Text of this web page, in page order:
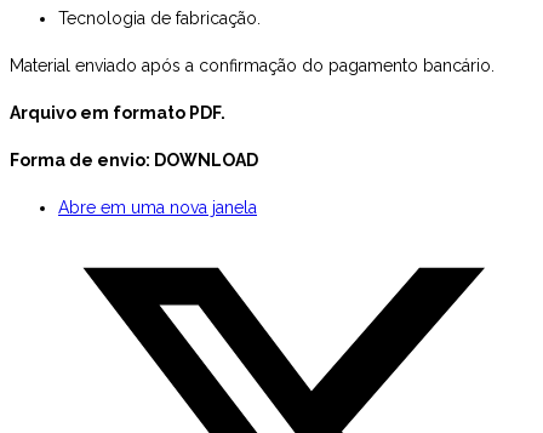
Tecnologia de fabricação.
Material enviado após a confirmação do pagamento bancário.
Arquivo em formato PDF.
Forma de envio: DOWNLOAD
Abre em uma nova janela